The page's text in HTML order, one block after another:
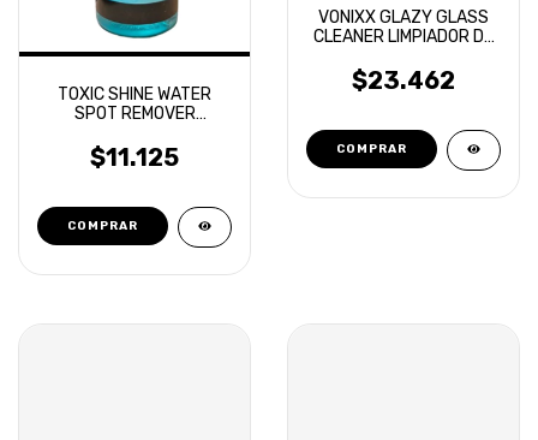
TOXIC SHINE WATER
SPOT REMOVER
DE AGUA
$11.125
VONIXX GLAZY GLASS
CLEANER LIMPIADOR DE
$23.462